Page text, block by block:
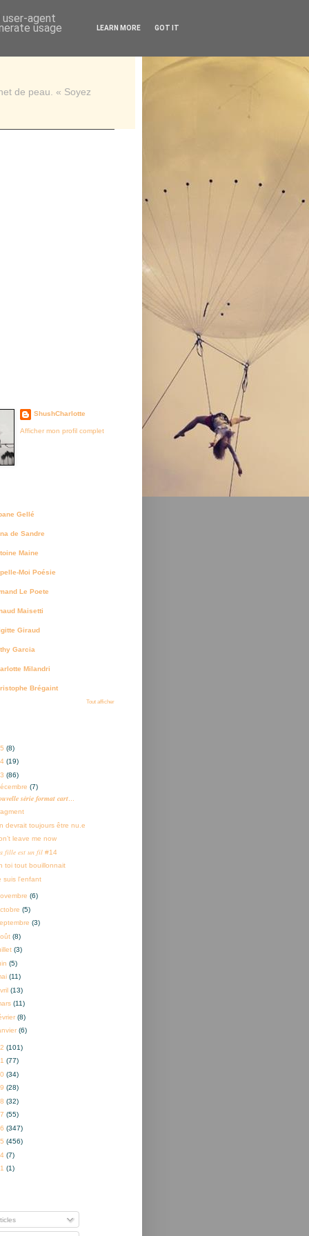
de peau. « Soyez
ShushCharlotte
Afficher mon profil complet
Gellé
de Sandre
Maine
Moi Poésie
Le Poete
Maisetti
Giraud
Garcia
Milandri
Brégaint
Tout afficher
(8)
(19)
(86)
(7)
𝒔𝒆́𝒓𝒊𝒆 𝒇𝒐𝒓𝒎𝒂𝒕 𝒄𝒂𝒓𝒕...
devrait toujours être nu.e
leave me now
𝑓𝑖𝑙𝑙𝑒 𝑒𝑠𝑡 𝑢𝑛 𝑓𝑖𝑙 #14
toi tout bouillonnait
suis l'enfant
(6)
(5)
(3)
(8)
(3)
(5)
(11)
(13)
(11)
(8)
(6)
(101)
(77)
(34)
(28)
(32)
(55)
(347)
(456)
(7)
(1)
agent
usage LEARN MORE GOT IT